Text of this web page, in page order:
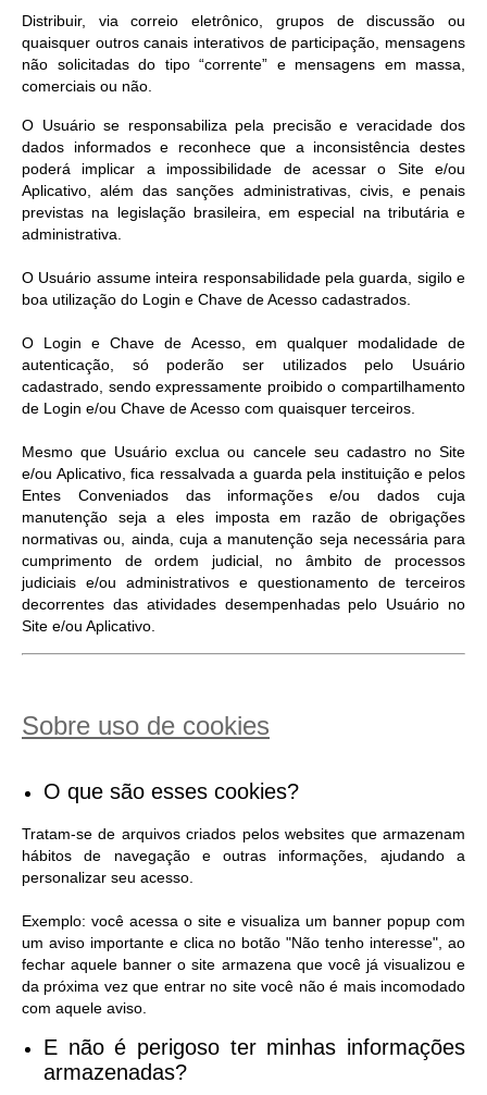
Distribuir, via correio eletrônico, grupos de discussão ou
quaisquer outros canais interativos de participação, mensagens
não solicitadas do tipo “corrente” e mensagens em massa,
comerciais ou não.
O Usuário se responsabiliza pela precisão e veracidade dos
dados informados e reconhece que a inconsistência destes
poderá implicar a impossibilidade de acessar o Site e/ou
Aplicativo, além das sanções administrativas, civis, e penais
previstas na legislação brasileira, em especial na tributária e
administrativa.
O Usuário assume inteira responsabilidade pela guarda, sigilo e
boa utilização do Login e Chave de Acesso cadastrados.
O Login e Chave de Acesso, em qualquer modalidade de
autenticação, só poderão ser utilizados pelo Usuário
cadastrado, sendo expressamente proibido o compartilhamento
de Login e/ou Chave de Acesso com quaisquer terceiros.
Mesmo que Usuário exclua ou cancele seu cadastro no Site
e/ou Aplicativo, fica ressalvada a guarda pela instituição e pelos
Entes Conveniados das informações e/ou dados cuja
manutenção seja a eles imposta em razão de obrigações
normativas ou, ainda, cuja a manutenção seja necessária para
cumprimento de ordem judicial, no âmbito de processos
judiciais e/ou administrativos e questionamento de terceiros
decorrentes das atividades desempenhadas pelo Usuário no
Site e/ou Aplicativo.
Sobre uso de cookies
O que são esses cookies?
Tratam-se de arquivos criados pelos websites que armazenam
hábitos de navegação e outras informações, ajudando a
personalizar seu acesso.
Exemplo: você acessa o site e visualiza um banner popup com
um aviso importante e clica no botão "Não tenho interesse", ao
fechar aquele banner o site armazena que você já visualizou e
da próxima vez que entrar no site você não é mais incomodado
com aquele aviso.
E não é perigoso ter minhas informações
armazenadas?